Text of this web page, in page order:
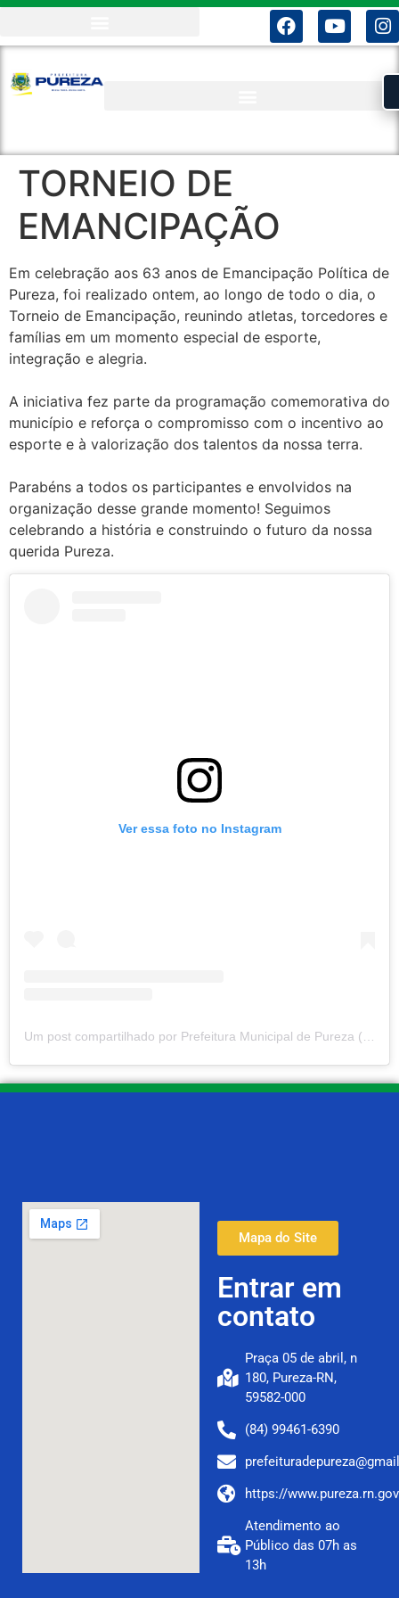
TORNEIO DE
EMANCIPAÇÃO
Em celebração aos 63 anos de Emancipação Política de
Pureza, foi realizado ontem, ao longo de todo o dia, o
Torneio de Emancipação, reunindo atletas, torcedores e
famílias em um momento especial de esporte,
integração e alegria.
A iniciativa fez parte da programação comemorativa do
município e reforça o compromisso com o incentivo ao
esporte e à valorização dos talentos da nossa terra.
Parabéns a todos os participantes e envolvidos na
organização desse grande momento! Seguimos
celebrando a história e construindo o futuro da nossa
querida Pureza.
Ver essa foto no Instagram
Mapa do Site
Entrar em
contato
Praça 05 de abril, n
180, Pureza-RN,
59582-000
(84) 99461-6390
https://
Atendimento ao
Público das 07h as
13h